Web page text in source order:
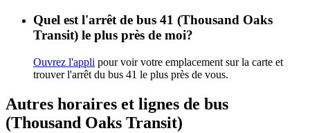
Quel est l'arrêt de bus 41 (Thousand Oaks
Transit) le plus près de moi?
Ouvrez l'appli pour voir votre emplacement sur la carte et
trouver l'arrêt du bus 41 le plus près de vous.
Autres horaires et lignes de bus
(Thousand Oaks Transit)